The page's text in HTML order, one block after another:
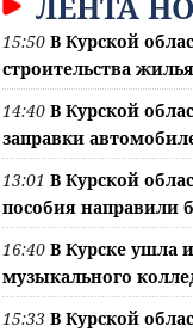
15:50 В Курской
строительства жилья
14:40 В Курской
заправки
13:01 В Курской
пособия направили
16:40 В Курске ушла
музыкального
15:33 В Курской